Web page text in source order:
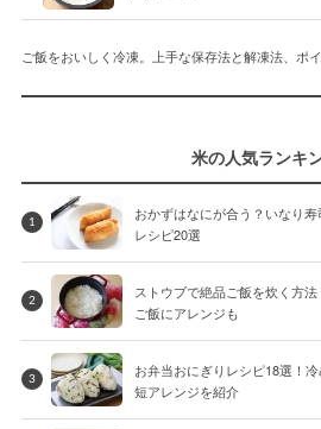
ご飯をおいしく冷凍。上手な保存法と解凍法、ポ
米の人気ランキ
1
おかずはなにが合う？いなり
レシピ20選
2
ストウブで絶品ご飯を炊く方
ご飯にアレンジも
3
お弁当おにぎりレシピ18選！
短アレンジを紹介